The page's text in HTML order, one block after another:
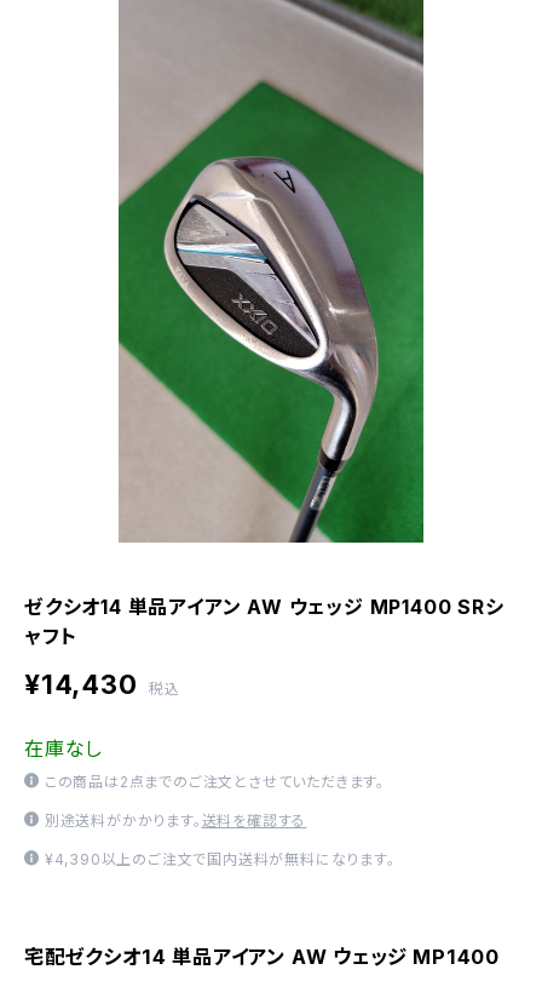
ゼクシオ14 単品アイアン AW ウェッジ MP1400 SRシ
ャフト
¥14,430 税込
在庫なし
この商品は2点までのご注文とさせていただきます。
別途送料がかかります。 送料を確認する
¥4,390以上のご注文で国内送料が無料になります。
宅配ゼクシオ14 単品アイアン AW ウェッジ MP1400